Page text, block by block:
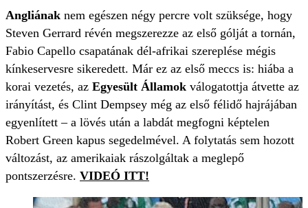
Angliának nem egészen négy percre volt szüksége, hogy
Steven Gerrard révén megszerezze az első gólját a tornán,
Fabio Capello csapatának dél-afrikai szereplése mégis
kínkeservesre sikeredett. Már ez az első meccs is: hiába a
korai vezetés, az Egyesült Államok válogatottja átvette az
irányítást, és Clint Dempsey még az első félidő hajrájában
egyenlített – a lövés után a labdát megfogni képtelen
Robert Green kapus segedelmével. A folytatás sem hozott
változást, az amerikaiak rászolgáltak a meglepő
pontszerzésre. VIDEÓ ITT!